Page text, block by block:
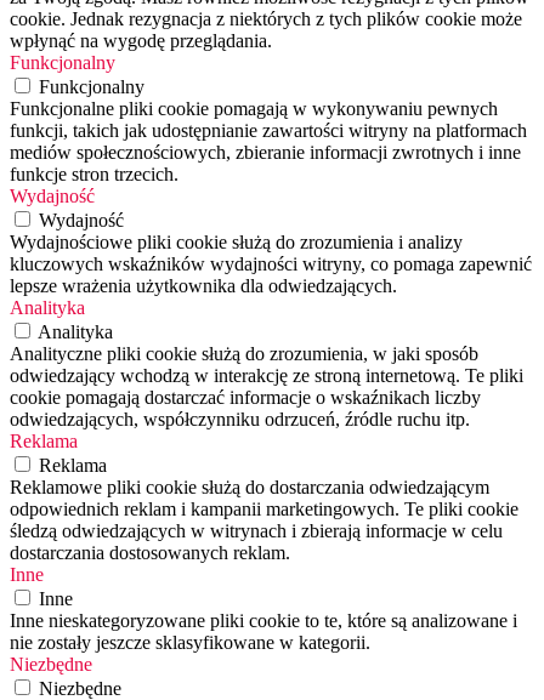
cookie. Jednak rezygnacja z niektórych z tych plików cookie może
wpłynąć na wygodę przeglądania.
Funkcjonalny
Funkcjonalny
Funkcjonalne pliki cookie pomagają w wykonywaniu pewnych
funkcji, takich jak udostępnianie zawartości witryny na platformach
mediów społecznościowych, zbieranie informacji zwrotnych i inne
funkcje stron trzecich.
Wydajność
Wydajność
Wydajnościowe pliki cookie służą do zrozumienia i analizy
kluczowych wskaźników wydajności witryny, co pomaga zapewnić
lepsze wrażenia użytkownika dla odwiedzających.
Analityka
Analityka
Analityczne pliki cookie służą do zrozumienia, w jaki sposób
odwiedzający wchodzą w interakcję ze stroną internetową. Te pliki
cookie pomagają dostarczać informacje o wskaźnikach liczby
odwiedzających, współczynniku odrzuceń, źródle ruchu itp.
Reklama
Reklama
Reklamowe pliki cookie służą do dostarczania odwiedzającym
odpowiednich reklam i kampanii marketingowych. Te pliki cookie
śledzą odwiedzających w witrynach i zbierają informacje w celu
dostarczania dostosowanych reklam.
Inne
Inne
Inne nieskategoryzowane pliki cookie to te, które są analizowane i
nie zostały jeszcze sklasyfikowane w kategorii.
Niezbędne
Niezbędne